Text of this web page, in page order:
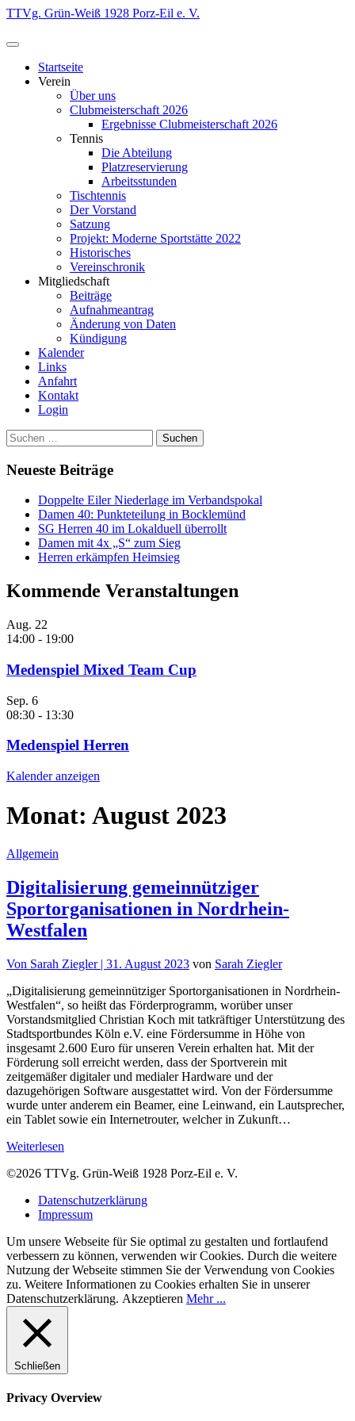
Zum
springen
TTVg. Grün-Weiß 1928 Porz-Eil e. V.
Startseite
Verein
Über uns
Clubmeisterschaft 2026
Ergebnisse Clubmeisterschaft 2026
Tennis
Die Abteilung
Platzreservierung
Arbeitsstunden
Tischtennis
Der Vorstand
Satzung
Projekt: Moderne Sportstätte 2022
Historisches
Vereinschronik
Mitgliedschaft
Beiträge
Aufnahmeantrag
Änderung von Daten
Kündigung
Kalender
Links
Anfahrt
Kontakt
Login
Suchen
nach:
Neueste Beiträge
Doppelte Eiler Niederlage im Verbandspokal
Damen 40: Punkteteilung in Bocklemünd
SG Herren 40 im Lokalduell überrollt
Damen mit 4x „S“ zum Sieg
Herren erkämpfen Heimsieg
Kommende Veranstaltungen
Aug. 22
14:00 - 19:00
Medenspiel Mixed Team Cup
Sep. 6
08:30 - 13:30
Medenspiel Herren
Kalender anzeigen
Monat: August 2023
Allgemein
Digitalisierung gemeinnütziger
Sportorganisationen in Nordrhein-
Westfalen
Von Sarah Ziegler | 31. August 2023 von Sarah Ziegler
„Digitalisierung gemeinnütziger Sportorganisationen in Nordrhein-
Westfalen“, so heißt das Förderprogramm, worüber unser
Vorstandsmitglied Christian Koch mit tatkräftiger Unterstützung des
Stadtsportbundes Köln e.V. eine Fördersumme in Höhe von
insgesamt 2.600 Euro für unseren Verein erhalten hat. Mit der
Förderung soll erreicht werden, dass der Sportverein mit
zeitgemäßer digitaler und medialer Hardware und der
dazugehörigen Software ausgestattet wird. Von der Fördersumme
wurde unter anderem ein Beamer, eine Leinwand, ein Lautsprecher,
ein Tablet sowie ein Internetrouter, welcher in Zukunft…
Weiterlesen
©2026 TTVg. Grün-Weiß 1928 Porz-Eil e. V.
Datenschutzerklärung
Impressum
Um unsere Webseite für Sie optimal zu gestalten und fortlaufend
verbessern zu können, verwenden wir Cookies. Durch die weitere
Nutzung der Webseite stimmen Sie der Verwendung von Cookies
zu. Weitere Informationen zu Cookies erhalten Sie in unserer
Datenschutzerklärung. Akzeptieren Mehr ...
Schließen
Privacy Overview